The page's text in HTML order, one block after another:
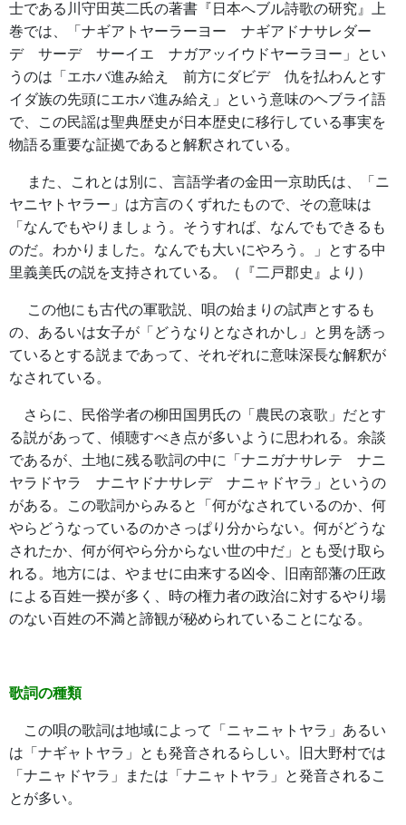
士である川守田英二氏の著書『日本へブル詩歌の研究』上
巻では、「ナギアトヤーラーヨー ナギアドナサレダー
デ サーデ サーイエ ナガアッイウドヤーラヨー」とい
うのは「エホバ進み給え 前方にダビデ 仇を払わんとす
イダ族の先頭にエホバ進み給え」という意味のヘブライ語
で、この民謡は聖典歴史が日本歴史に移行している事実を
物語る重要な証拠であると解釈されている。
また、これとは別に、言語学者の金田一京助氏は、「ニ
ヤニヤトヤラー」は方言のくずれたもので、その意味は
「なんでもやりましょう。そうすれば、なんでもできるも
のだ。わかりました。なんでも大いにやろう。」とする中
里義美氏の説を支持されている。（『二戸郡史』より）
この他にも古代の軍歌説、唄の始まりの試声とするも
の、あるいは女子が「どうなりとなされかし」と男を誘っ
ているとする説まであって、それぞれに意味深長な解釈が
なされている。
さらに、民俗学者の柳田国男氏の「農民の哀歌」だとす
る説があって、傾聴すべき点が多いように思われる。余談
であるが、土地に残る歌詞の中に「ナニガナサレテ ナニ
ヤラドヤラ ナニヤドナサレデ ナニャドヤラ」というの
がある。この歌詞からみると「何がなされているのか、何
やらどうなっているのかさっぱり分からない。何がどうな
されたか、何が何やら分からない世の中だ」とも受け取ら
れる。地方には、やませに由来する凶令、旧南部藩の圧政
による百姓一揆が多く、時の権力者の政治に対するやり場
のない百姓の不満と諦観が秘められていることになる。
歌詞の種類
この唄の歌詞は地域によって「ニャニャトヤラ」あるい
は「ナギャトヤラ」とも発音されるらしい。旧大野村では
「ナニャドヤラ」または「ナニャトヤラ」と発音されるこ
とが多い。